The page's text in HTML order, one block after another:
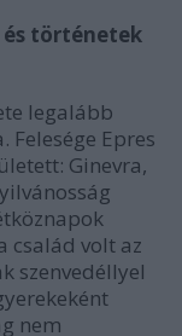
és történetek
legalább
Epres
Ginevra,
család volt az
szenvedéllyel
nem